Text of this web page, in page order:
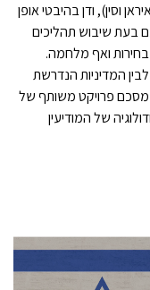
וסין), ודן בהיבטי אופן
בעת שיבוש תהליכים
ואף מלחמה.
המדיניות הנדרשת
מסכם פרויקט משותף של
של המודיעין